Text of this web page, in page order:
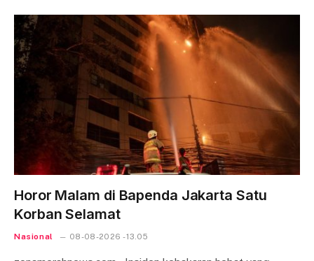
Horor Malam di Bapenda Jakarta Satu
Korban Selamat
Nasional 08-08-2026 - 13.05